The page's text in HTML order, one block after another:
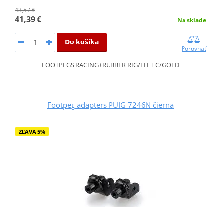
43,57 €
41,39 € Na sklade
Do košíka
Porovnať
FOOTPEGS RACING+RUBBER RIG/LEFT C/GOLD
Footpeg adapters PUIG 7246N čierna
ZĽAVA 5%